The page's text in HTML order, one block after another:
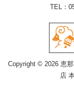
TEL：
Copyright © 2026 恵
店